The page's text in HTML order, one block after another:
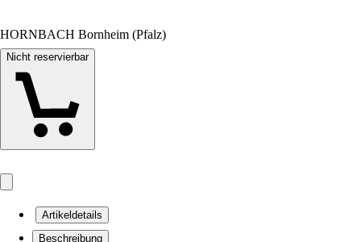
HORNBACH Bornheim (Pfalz)
Nicht reservierbar
Artikeldetails
Beschreibung